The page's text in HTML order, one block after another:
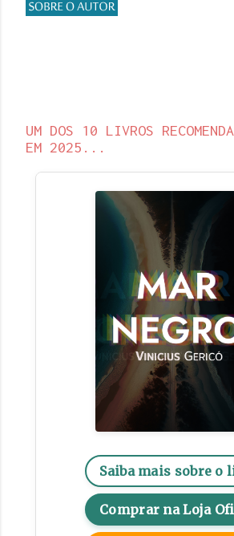
UM DOS 10 LIVROS
EM 2025...
Saiba mais sobre o
Comprar na Loja